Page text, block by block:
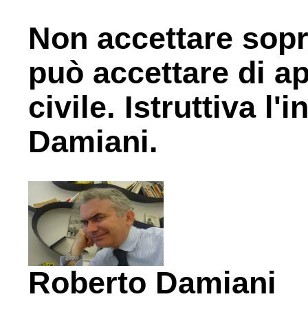
Non accettare
può accettare di
civile. Istruttiva
Damiani.
Roberto Damiani